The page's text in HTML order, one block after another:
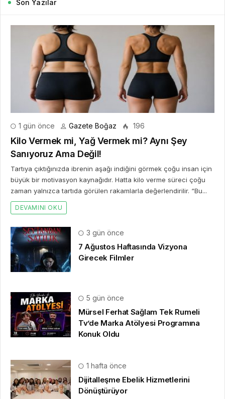
Son Yazılar
1 gün önce Gazete Boğaz 196
Kilo Vermek mi, Yağ Vermek mi? Aynı Şey
Sanıyoruz Ama Değil!
Tartıya çıktığınızda ibrenin aşağı indiğini görmek çoğu insan için
büyük bir motivasyon kaynağıdır. Hatta kilo verme süreci çoğu
zaman yalnızca tartıda görülen rakamlarla değerlendirilir. “Bu...
DEVAMINI OKU
3 gün önce
7 Ağustos Haftasında Vizyona
Girecek Filmler
5 gün önce
Mürsel Ferhat Sağlam Tek Rumeli
Tv’de Marka Atölyesi Programına
Konuk Oldu
1 hafta önce
Dijitalleşme Ebelik Hizmetlerini
Dönüştürüyor